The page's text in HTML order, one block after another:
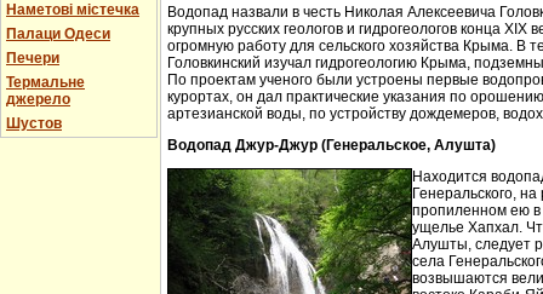
Наметові містечка
Палаци Одеси
Печери
Термальне
джерело
Шустов
Водопад назвали в честь Николая Алексеевича
крупных русских геологов и гидрогеологов конца XIX
огромную работу для сельского хозяйства Крыма. В
Головкинский изучал гидрогеологию Крыма,
По проектам ученого были устроены первые
курортах, он дал практические указания по
артезианской воды, по устройству дождемеров,
Водопад Джур-Джур (Генеральское, Алушта)
Находится
Генеральского,
пропиленном ею в
ущелье Хапхал.
Алушты, следует
села
возвышаются